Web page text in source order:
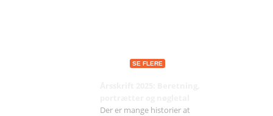
SE FLERE
Der er mange historier at